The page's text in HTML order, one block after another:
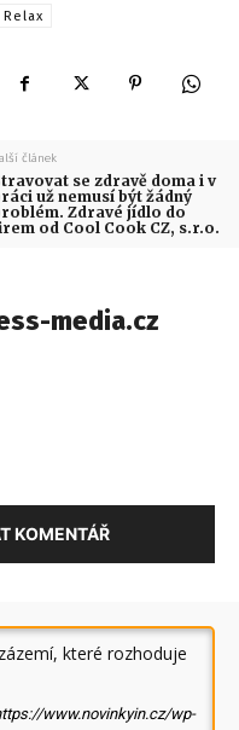
Relax
článek
se zdravě doma i v
už nemusí být žádný
Zdravé jídlo do
od Cool Cook CZ, s.r.o.
media.cz
KOMENTÁŘ
které rozhoduje
www.novinkyin.cz/wp-